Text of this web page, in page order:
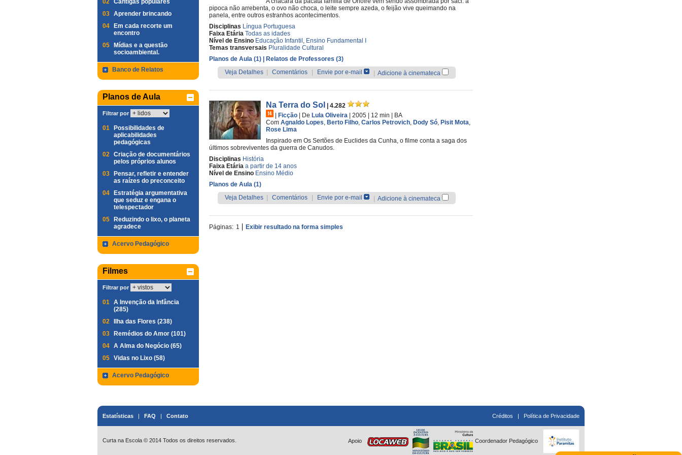
02 Cantigas populares
03 Aprender brincando
04
Em cada recorte um
encontro
05
Mídias e a questão
socioambiental.
Banco de Relatos
Planos de Aula
Filtrar por
01
Possibilidades de
aplicabilidades
pedagógicas
02 Criação de documentários
pelos próprios alunos
03
Pensar, refletir e entender
as raízes do preconceito
04
Estratégia argumentativa
que seduz e engana o
telespectador
05
Reduzindo o lixo, o planeta
agradece
Acervo Pedagógico
Filmes
Filtrar por
01 A Invenção da Infância
(285)
02
Ilha das Flores (238)
03
Remédios do Amor (101)
04 A Alma do Negócio (65)
05 Vidas no Lixo (58)
Acervo Pedagógico
pipoca não arrebenta, o ovo não choca, o leite sempre azeda, o feijão vive queimando na
panela, entre outros estranhos acontecimentos.
Disciplinas Língua Portuguesa
Faixa Etária Todas as idades
Nível de Ensino Educação Infantil , Ensino Fundamental I
Temas transversais Pluralidade Cultural
Planos de Aula (1)
| Relatos de Professores (3)
Veja Detalhes
Comentários Envie por e-mail Adicione à cinemateca
Na Terra do Sol
| 4.282
Ficção De Lula Oliveira | 2005 | 12 min
BA
Com Agnaldo Lopes, Berto Filho, Carlos Petrovich, Dody Só, Pisit Mota,
Rose Lima
Inspirado em Os Sertões de Euclides da Cunha, o filme conta a saga dos
últimos sobreviventes da guerra de Canudos.
Disciplinas História
Faixa Etária a partir de 14 anos
Nível de Ensino Ensino Médio
Planos de Aula (1)
Veja Detalhes
Comentários Envie por e-mail Adicione à cinemateca
Páginas: 1 Exibir resultado na forma simples
Estatísticas | FAQ | Contato Créditos | Política de Privacidade
Curta na Escola © 2014 Todos os direitos reservados. Apoio Coordenador Pedagógico